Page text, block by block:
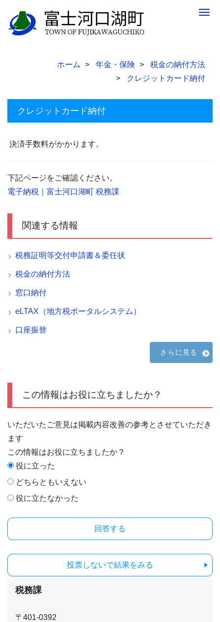
ホーム 年金・保険
税金の納付方法
クレジットカード納付
クレジットカード納付
決済手数料がかかります。
下記ページをご確認ください。
電子納税｜富士河口湖町 税務課
関連する情報
税務証明等交付申請書＆委任状
税金の納付方法
窓口納付
eLTAX（地方税ポータルシステム）
口座振替
さらに見る
この情報はお役に立ちましたか？
いただいたご意見は掲載内容改善の参考とさせていただき
ます
この情報はお役に立ちましたか？
役に立った
どちらともいえない
役に立たなかった
投票しないで結果をみる
税務課
〒401-0392